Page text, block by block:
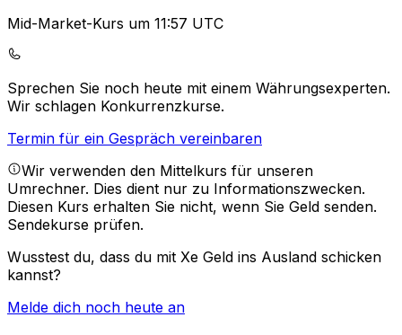
Mid-Market-Kurs um 11:57 UTC
Sprechen Sie noch heute mit einem Währungsexperten.
Wir schlagen Konkurrenzkurse.
Termin für ein Gespräch vereinbaren
Wir verwenden den Mittelkurs für unseren
Umrechner. Dies dient nur zu Informationszwecken.
Diesen Kurs erhalten Sie nicht, wenn Sie Geld senden.
Sendekurse prüfen.
Wusstest du, dass du mit Xe Geld ins Ausland schicken
kannst?
Melde dich noch heute an